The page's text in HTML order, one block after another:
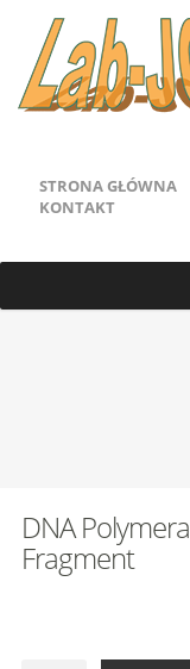
STRONA GŁÓWNA
KONTAKT
DNA
Fragment